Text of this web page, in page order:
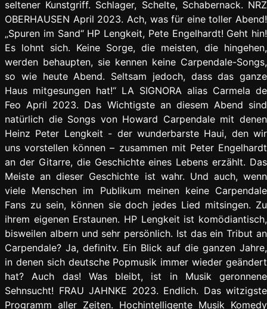
seltener Kunstgriff. Schlager, Schelte, Schabernack. NRZ
OBERHAUSEN April 2023. Ach, was für eine toller Abend!
„Spuren im Sand“ HP Lengkeit, Pete Engelhardt! Geht hin!
Es lohnt sich. Keine Sorge, die meisten, die hingehen,
werden behaupten, sie kennen keine Carpendale-Songs,
so wie heute Abend. Seltsam jedoch, dass das ganze
Haus mitgesungen hat!“ LA SIGNORA alias Carmela de
Feo April 2023. Das Wichtigste an diesem Abend sind
natürlich die Songs von Howard Carpendale mit denen
Heinz Peter Lengkeit - der wunderbarste Haui, den wir
uns vorstellen können – zusammen mit Peter Engelhardt
an der Gitarre, die Geschichte eines Lebens erzählt. Das
Meiste an dieser Geschichte ist wahr. Und auch, wenn
viele Menschen im Publikum meinen keine Carpendale
Fans zu sein, können sie doch jedes Lied mitsingen. Zu
ihrem eigenen Erstaunen. HP Lengkeit ist komödiantisch,
bisweilen albern und sehr persönlich. Ist das ein Tribut an
Carpendale? Ja, definitv. Ein Blick auf die ganzen Jahre,
in denen sich deutsche Popmusik immer wieder geändert
hat? Auch das! Was bleibt, ist in Musik geronnene
Sehnsucht! FRAU JAHNKE 2023. Endlich. Das witzigste
Programm aller Zeiten. Hochintelligente Musik Komedy